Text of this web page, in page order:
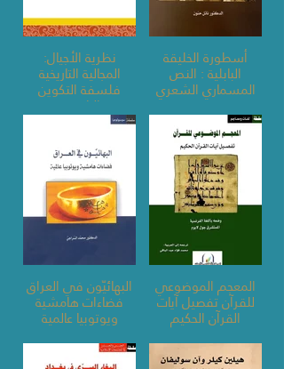
نظرية الأجيال:
المجالية التاريخية
فلسفة التكوين
التاريخي
أسطورة الخليقة
البابلية : النص
المسماري الشعري
البهائيّون في العراق
فضاءات هامشية
ويوتوبيا عالمية
المعجم الموضوعي
للقرآن تفصيل آيات
القرآن الحكيم